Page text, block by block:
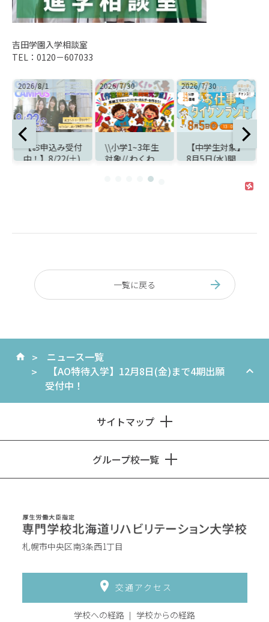
吉田学園入学相談室
TEL：0120－607033
2026/8/1
【お申込み受付
中！】8/22(土)
2026/7/30
\\小学1~3年生
対象// わくわ
×自由研究ラ
2026/7/30
【中学生対象】
8月5日(水)開
『お仕事タイケ
ンランド』で職
一覧に戻る
ニュース一覧
【AO特待入学】12月8日(金)まで4期出願
受付中！
サイトマップ
グループ校一覧
札幌市中央区南3条西1丁目
交通アクセス
学校への経路 学校からの経路